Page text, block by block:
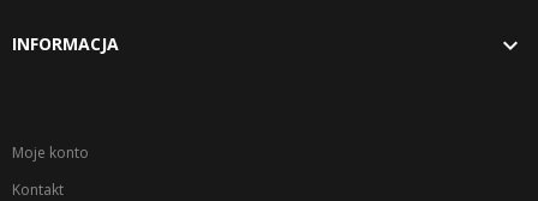
INFORMACJA 
Moje konto
Kontakt